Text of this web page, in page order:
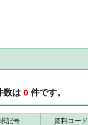
数は 0 件です。
記号
資料コード